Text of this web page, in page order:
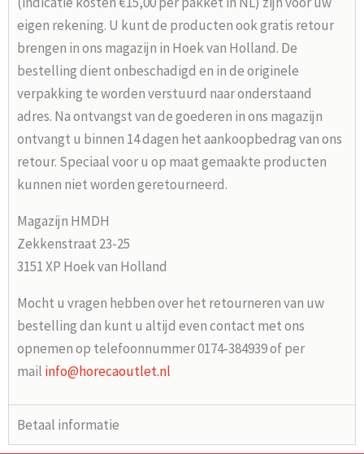
eigen rekening. U kunt de producten ook gratis retour
brengen in ons magazijn in Hoek van Holland. De
bestelling dient onbeschadigd en in de originele
verpakking te worden verstuurd naar onderstaand
adres. Na ontvangst van de goederen in ons magazijn
ontvangt u binnen 14 dagen het aankoopbedrag van ons
retour. Speciaal voor u op maat gemaakte producten
kunnen niet worden geretourneerd.
Magazijn HMDH
Zekkenstraat 23-25
3151 XP Hoek van Holland
Mocht u vragen hebben over het retourneren van uw
bestelling dan kunt u altijd even contact met ons
opnemen op telefoonnummer 0174-384939 of per
mail info@horecaoutlet.nl
Betaal informatie